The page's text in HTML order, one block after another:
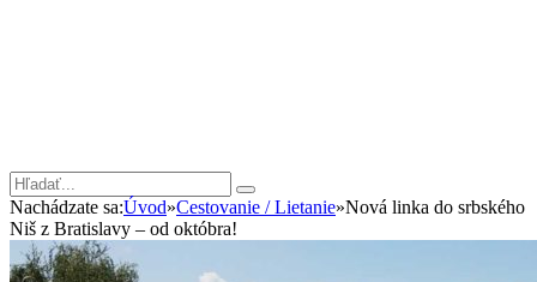
Nachádzate sa:Úvod»Cestovanie / Lietanie»Nová linka do srbského
Niš z Bratislavy – od októbra!